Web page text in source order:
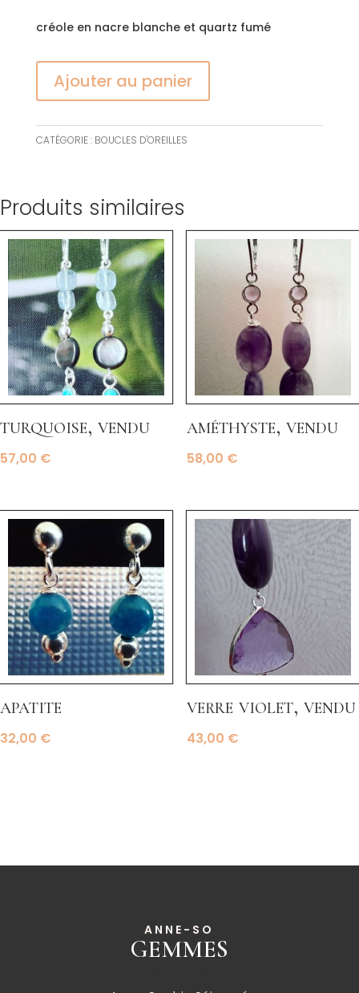
créole en nacre blanche et quartz fumé
Ajouter au panier
CATÉGORIE : BOUCLES D'OREILLES
Produits similaires
turquoise, vendu
57,00 €
améthyste, vendu
58,00 €
apatite
32,00 €
verre violet, vendu
43,00 €
ANNE-SO
GEMMES